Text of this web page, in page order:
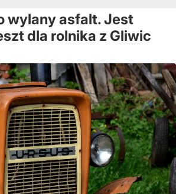
wylany asfalt. Jest
dla rolnika z Gliwic